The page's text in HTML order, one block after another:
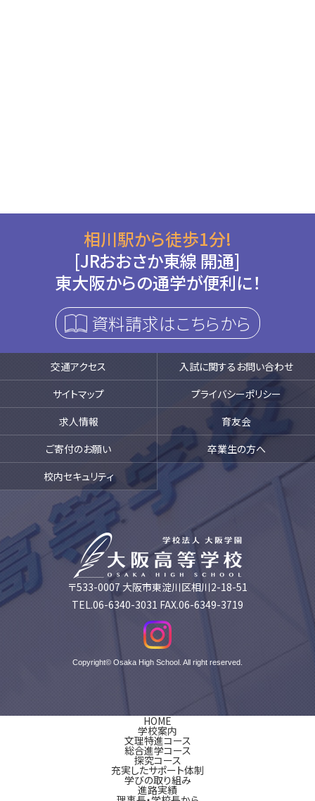
相川駅から徒歩1分!
[JRおおさか東線 開通]
東大阪からの通学が便利に！
資料請求はこちらから
交通アクセス
入試に関するお問い合わせ
サイトマップ
プライバシーポリシー
求人情報
育友会
ご寄付のお願い
卒業生の方へ
校内セキュリティ
〒533-0007 大阪市東淀川区相川2-18-51
TEL.06-6340-3031 FAX.06-6349-3719
Copyright© Osaka High School. All right reserved.
HOME
学校案内
文理特進コース
総合進学コース
探究コース
充実したサポート体制
学びの取り組み
進路実績